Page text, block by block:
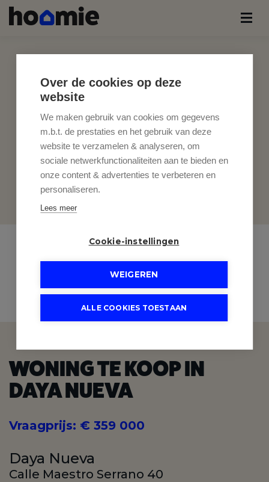
2
SLAAPKAMERS
WONING TE KOOP IN
DAYA NUEVA
Vraagprijs: € 359 000
Daya Nueva
Calle Maestro Serrano 40
Over de cookies op deze
website
We maken gebruik van cookies om gegevens
m.b.t. de prestaties en het gebruik van deze
website te verzamelen & analyseren, om
sociale netwerkfunctionaliteiten aan te bieden en
onze content & advertenties te verbeteren en
personaliseren.
Lees meer
Cookie-instellingen
WEIGEREN
ALLE COOKIES TOESTAAN